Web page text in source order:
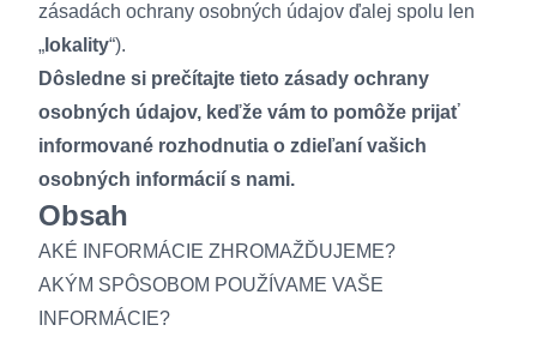
zásadách ochrany osobných údajov ďalej spolu len
„ lokality“).
Dôsledne si prečítajte tieto zásady ochrany
osobných údajov, keďže vám to pomôže prijať
informované rozhodnutia o zdieľaní vašich
osobných informácií s nami.
Obsah
AKÉ INFORMÁCIE ZHROMAŽĎUJEME?
AKÝM SPÔSOBOM POUŽÍVAME VAŠE
INFORMÁCIE?